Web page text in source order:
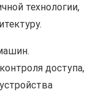
технологии,
доступа,